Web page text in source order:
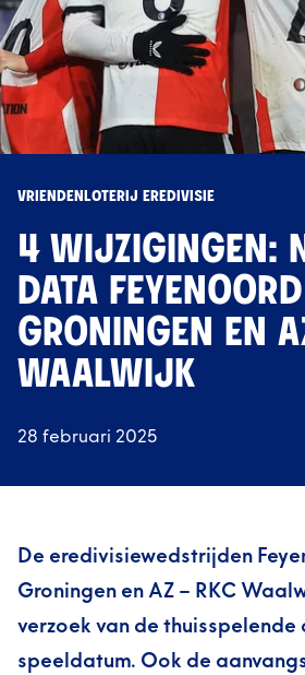
VRIENDENLOTERIJ EREDIVISIE
4 WIJZIGINGEN:
DATA
GRONINGEN EN
WAALWIJK
28 februari 2025
De eredivisiewedstrijden
Groningen en AZ – RKC
verzoek van de thuisspelende
speeldatum. Ook de